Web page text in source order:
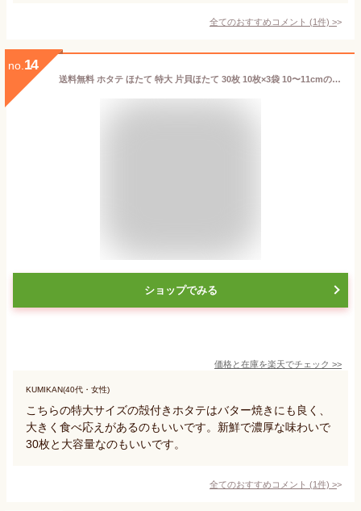
全てのおすすめコメント (1件) >
no. 14
送料無料 ホタテ ほたて 特大 片貝ほたて 30枚 10枚×3袋 10〜11cmの特大サイズ！北海道産のほたて貝 殻付きほたて 帆立 貝 バター焼き 浜焼き バーベキュー BBQ 業務用 築地市場 豊洲市場 ギフト
ショップでみる
価格と在庫を楽天でチェック >>
KUMIKAN(40代・女性)
こちらの特大サイズの殻付きホタテはバター焼きにも良く、
大きく食べ応えがあるのもいいです。新鮮で濃厚な味わいで
30枚と大容量なのもいいです。
全てのおすすめコメント (1件) >